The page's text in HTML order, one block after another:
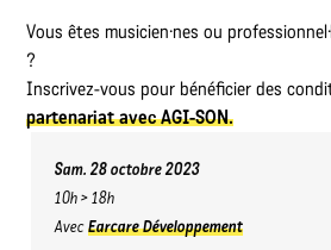
Vous êtes musicien·nes ou
?
Inscrivez-vous pour bénéficier des
partenariat avec AGI-SON.
Sam. 28 octobre 2023
10h > 18h
AvecEarcare Développement